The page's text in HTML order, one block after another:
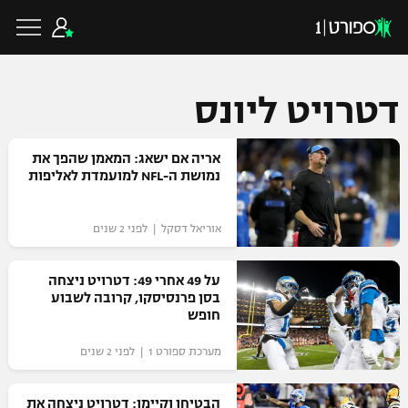
כדורגל ישראלי
ליגת העל
גביע הטוטו
ליגיונרים
גביע המדינה
כדורגל עולמי
ליגת האלופות
ליגה אירופית
ליגה אנגלית
כדורסל ישראלי
ליגת ווינר סל
ליגה לאומית
כדורסל עולמי
NBA
דטרויט ליונס
אריה אם ישאג: המאמן שהפך את
נמושת ה-NFL למועמדת לאליפות
אוריאל דסקל | לפני 2 שנים
על 49 אחרי 49: דטרויט ניצחה
בסן פרנסיסקו, קרובה לשבוע
חופש
מערכת ספורט 1 | לפני 2 שנים
הבטיחו וקיימו: דטרויט ניצחה את